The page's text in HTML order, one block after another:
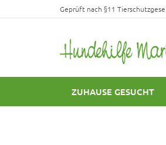
Geprüft nach §11
ZUHAUSE GESUCHT